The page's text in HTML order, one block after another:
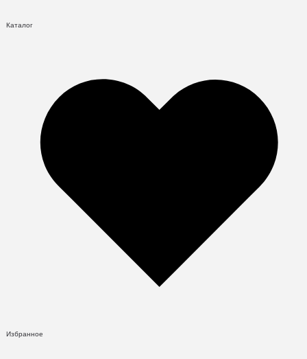
Каталог
Избранное